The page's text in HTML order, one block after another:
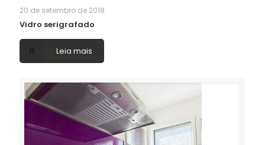
20 de setembro de 2018
Vidro serigrafado
Leia mais